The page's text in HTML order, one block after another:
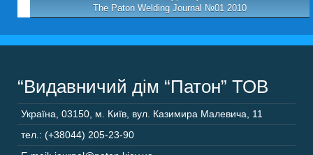
The Paton Welding Journal №01 2010
“Видавничий дім “Патон” ТОВ
Україна 03150 м. Київ, вул. Казимира Малевича, 11
тел.: (+38044) 205-23-90